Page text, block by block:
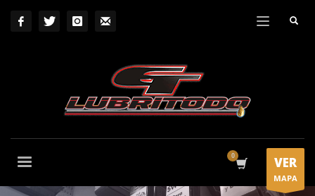
VER
MAPA